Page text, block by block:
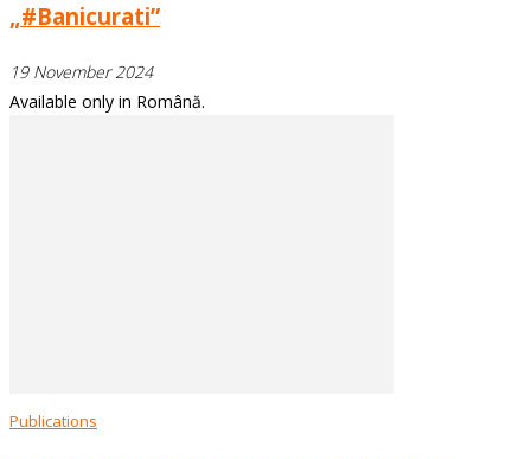
„#Banicurati”
19 November 2024
Available only in Română.
Publications